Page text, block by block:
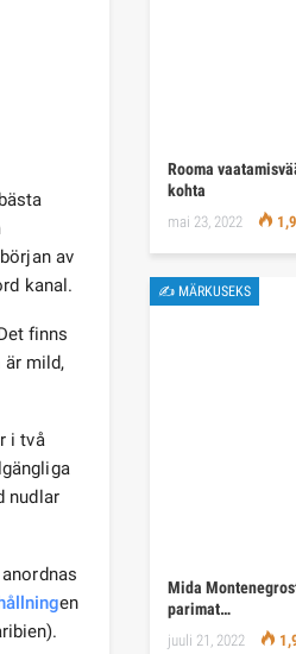
av
kanal.
finns
är mild,
i två
nudlar
en
Rooma
kohta
mai 23, 2022
✍ MÄRKUSEKS
Mida
parimat…
juuli 21, 2022